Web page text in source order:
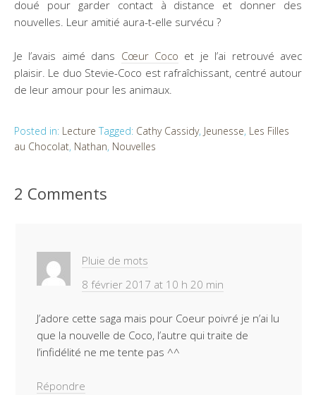
doué pour garder contact à distance et donner des
nouvelles. Leur amitié aura-t-elle survécu ?
Je l’avais aimé dans Cœur Coco et je l’ai retrouvé avec
plaisir. Le duo Stevie-Coco est rafraîchissant, centré autour
de leur amour pour les animaux.
Posted in: Lecture Tagged: Cathy Cassidy, Jeunesse, Les Filles
au Chocolat, Nathan, Nouvelles
2 Comments
Pluie de mots
8 février 2017 at 10 h 20 min
J’adore cette saga mais pour Coeur poivré je n’ai lu
que la nouvelle de Coco, l’autre qui traite de
l’infidélité ne me tente pas ^^
Répondre